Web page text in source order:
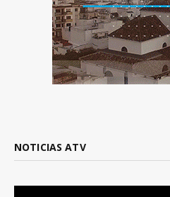
NOTICIAS ATV